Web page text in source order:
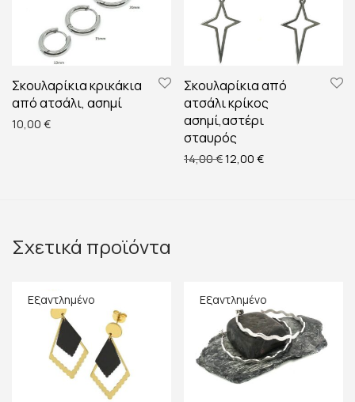
Σκουλαρίκια κρικάκια
από ατσάλι, ασημί
10,00 €
Σκουλαρίκια από
ατσάλι κρίκος
ασημί,αστέρι
σταυρός
14,00€Original price was: 14,00
12,00 €Η τρέχουσα τιμή
Σχετικά προϊόντα